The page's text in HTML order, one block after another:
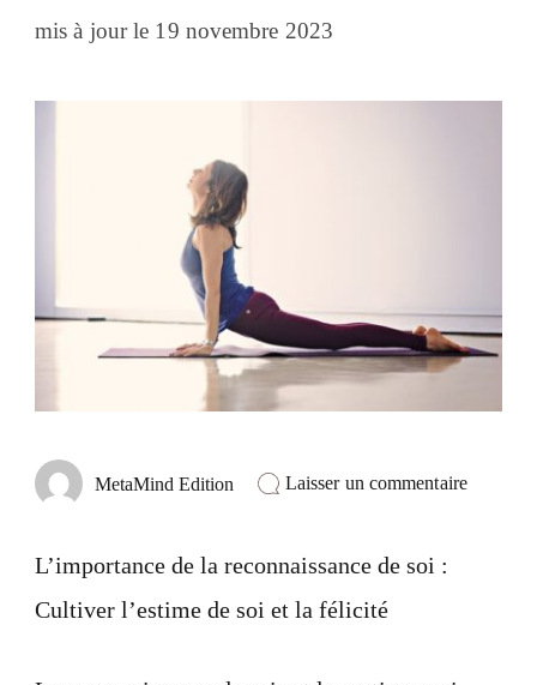
mis à jour le 19 novembre 2023
MetaMind Edition Laisser un commentairesur
L’importance de la reconnaissance de soi :
Cultiver l’estime de soi et la félicité